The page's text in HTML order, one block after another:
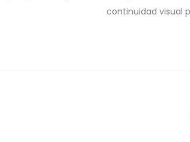
continuidad visual